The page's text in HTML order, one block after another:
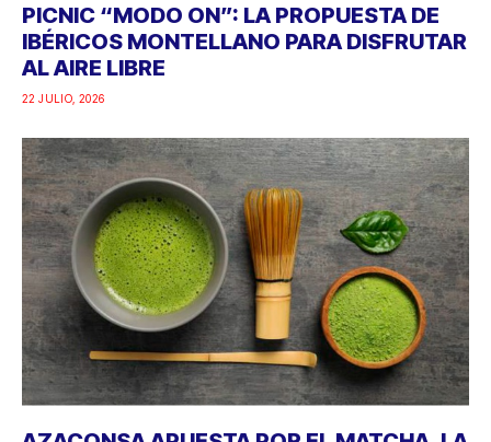
PICNIC “MODO ON”: LA PROPUESTA DE
IBÉRICOS MONTELLANO PARA DISFRUTAR
AL AIRE LIBRE
22 JULIO, 2026